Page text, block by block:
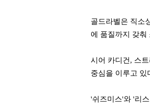
골드라벨은 직소
에 품질까지 갖춰
시어 카디건, 스
중심을 이루고 있
'쉬즈미스'와 '리